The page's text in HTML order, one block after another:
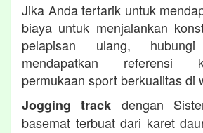
Jika Anda tertarik untuk
biaya untuk menjalankan
pelapisan ulang,
mendapatkan referensi
permukaan sport berkualitas di
Jogging track dengan
basemat terbuat dari karet